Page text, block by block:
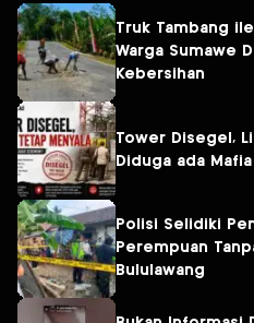
Truk Tambang
Warga Sumawe
Kebersihan
Tower Disegel, Listrik Tetap Menyala:
Diduga
Polisi Selidiki
Perempuan
Bululawang